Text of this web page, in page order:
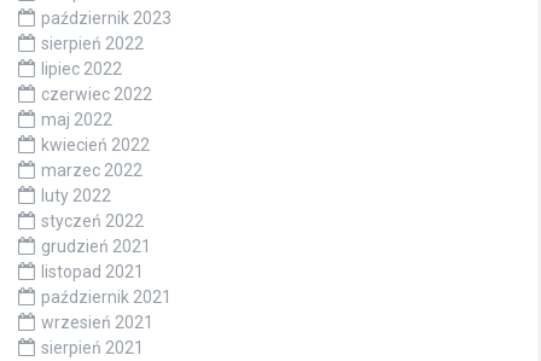
październik 2023
sierpień 2022
lipiec 2022
czerwiec 2022
maj 2022
kwiecień 2022
marzec 2022
luty 2022
styczeń 2022
grudzień 2021
listopad 2021
październik 2021
wrzesień 2021
sierpień 2021